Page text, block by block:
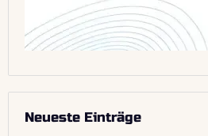
Neueste Einträge